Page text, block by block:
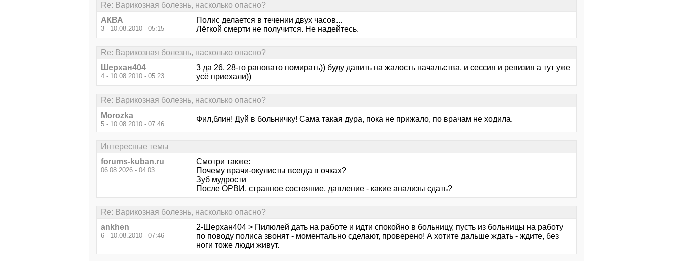
Re: Варикозная болезнь, насколько опасно?
АКВА
3 - 10.08.2010 - 05:15
Полис делается в течении двух часов...
Лёгкой смерти не получится. Не надейтесь.
Re: Варикозная болезнь, насколько опасно?
Шерхан404
4 - 10.08.2010 - 05:23
3 да 26, 28-го рановато помирать)) буду давить на жалость начальства, и сессия и ревизия а тут уже
усё приехали))
Re: Варикозная болезнь, насколько опасно?
Morozka
5 - 10.08.2010 - 07:46
Фил,блин! Дуй в больничку! Сама такая дура, пока не прижало, по врачам не ходила.
Интересные темы
forums-kuban.ru
06.08.2026 - 04:03
Смотри также:
Почему врачи-окулисты всегда в очках?
Зуб мудрости
После ОРВИ, странное состояние, давление - какие анализы сдать?
Re: Варикозная болезнь, насколько опасно?
ankhen
6 - 10.08.2010 - 07:46
2-Шерхан404 > Пилюлей дать на работе и идти спокойно в больницу, пусть из больницы на работу
по поводу полиса звонят - моментально сделают, проверено! А хотите дальше ждать - ждите, без
ноги тоже люди живут.